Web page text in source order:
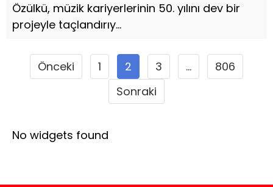
Özülkü, müzik kariyerlerinin 50. yılını dev bir
projeyle taçlandırıy...
Önceki 1 2 3 …
806
Sonraki
No widgets found